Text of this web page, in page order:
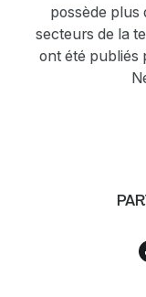
possède plus
secteurs de la
ont été publiés